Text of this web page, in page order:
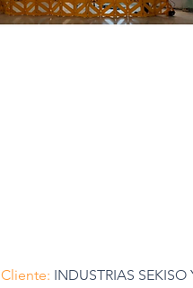
Cliente: INDUSTRIAS SEKISO